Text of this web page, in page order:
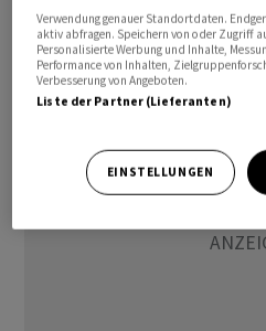
Entwicklung der
Erneuerungssaison stossen.
Verwendung genauer Standortdaten.
aktiv abfragen. Speichern von oder Zugriff
Personalisierte Werbung und Inhalte,
Performance von Inhalten,
Verbesserung von Angeboten.
Liste der Partner (Lieferanten)
EINSTELLUNGEN